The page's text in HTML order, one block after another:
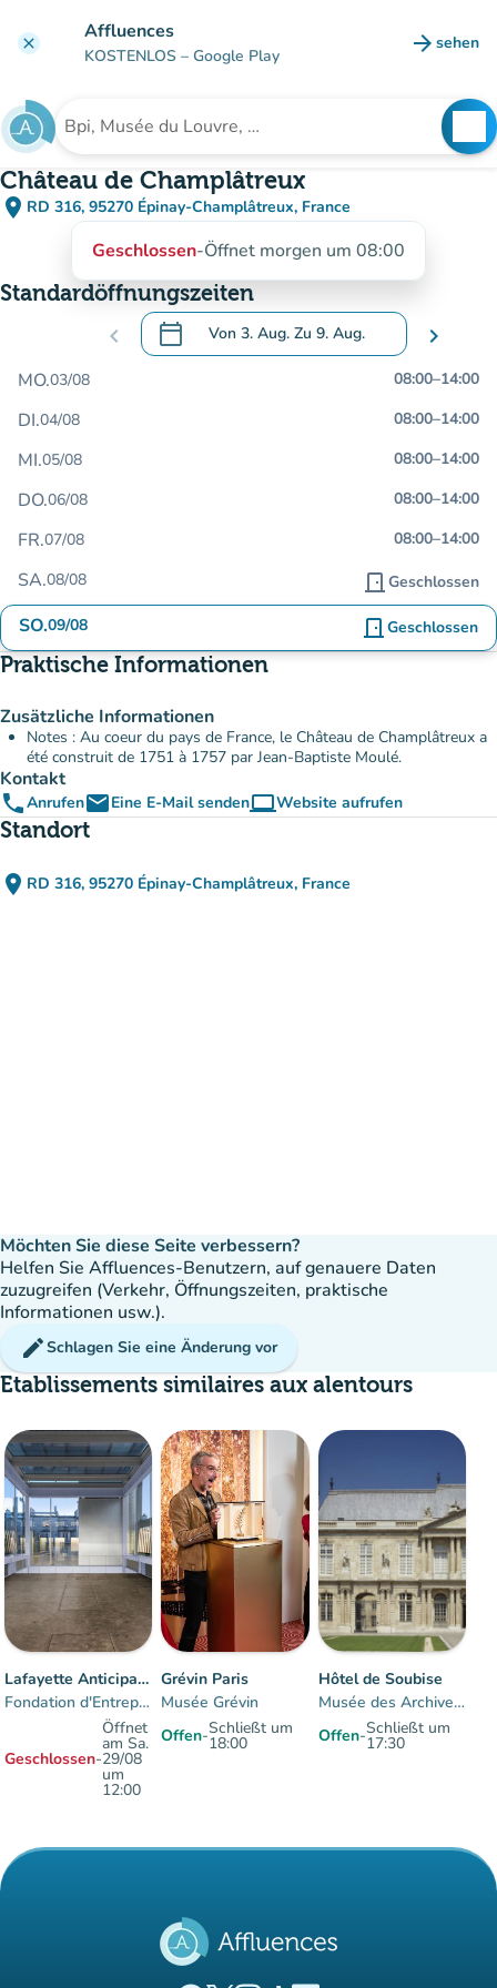
clear Affluences
KOSTENLOS – Google Play arrow_forward sehen
(new
Suche nach einer Einrichtung
Château de Champlâtreux
place RD 316, 95270 Épinay-Champlâtreux, France
(in Google Maps öffnen)
(new tab)
Geschlossen-Öffnet morgen um 08:00
Standardöffnungszeiten
chevron_left calendar_today Von 3. Aug. Zu 9. Aug.
.Öffnen Sie den Kalender, um Daten zu
chevron_right
MO.03/08 08:00–14:00
DI.04/08 08:00–14:00
MI.05/08 08:00–14:00
DO.06/08 08:00–14:00
FR.07/08 08:00–14:00
SA.08/08 door_front Geschlossen
SO.09/08 door_front Geschlossen
Praktische Informationen
Zusätzliche Informationen
Notes : Au coeur du pays de France, le Château de Champlâtreux a
été construit de 1751 à 1757 par Jean-Baptiste Moulé.
Kontakt
phoneAnrufenemailEine E-Mail sendencomputerWebsite aufrufen
(new tab)
Standort
place RD 316, 95270 Épinay-Champlâtreux, France
(in Google Maps öffnen)
(new tab)
Möchten Sie diese Seite verbessern?
Helfen Sie Affluences-Benutzern, auf genauere Daten
zuzugreifen (Verkehr, Öffnungszeiten, praktische
Informationen usw.).
editSchlagen Sie eine Änderung vor
Etablissements similaires aux alentours
Lafayette Anticipations
Fondation d'Entreprise des Galeries Lafayette
Geschlossen-
Öffnet
am Sa.
29/08
um
12:00
Grévin Paris
Musée Grévin
Offen-Schließt um
18:00
Hôtel de Soubise
Musée des Archives nationales
Offen-Schließt um
17:30
group20%
Belegung
eventBuchung verfügbar